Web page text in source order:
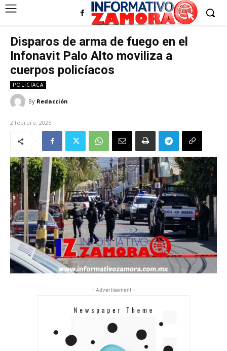
Disparos de arma de fuego en el
Infonavit Palo Alto moviliza a
cuerpos policíacos
POLICIACA
By Redacción
2 febrero, 2025
- Advertisement -